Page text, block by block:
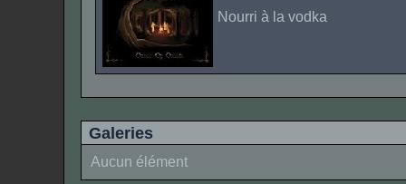
Nourri à la vodka
Galeries
Aucun élément